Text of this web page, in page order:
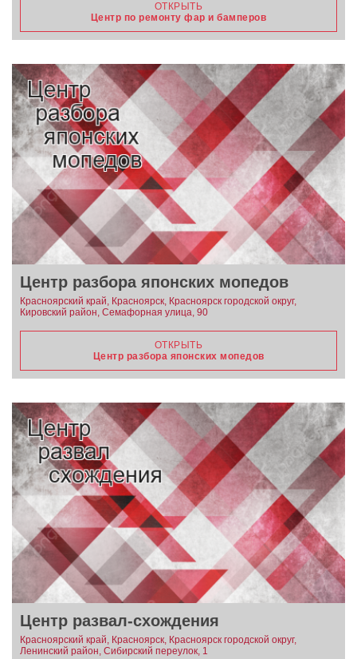
ОТКРЫТЬ
Центр по ремонту фар и бамперов
Центр разбора японских мопедов
Красноярский край, Красноярск, Красноярск городской округ,
Кировский район, Семафорная улица, 90
ОТКРЫТЬ
Центр разбора японских мопедов
Центр развал-схождения
Красноярский край, Красноярск, Красноярск городской округ,
Ленинский район, Сибирский переулок, 1